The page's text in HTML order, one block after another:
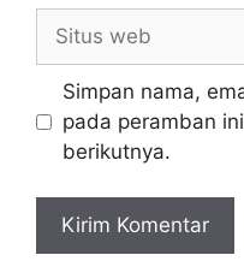
Simpan nama,
pada peramban
berikutnya.